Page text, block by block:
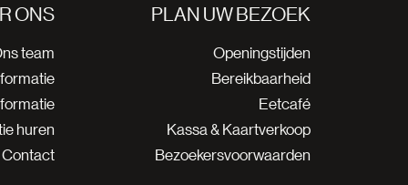
PLAN UW BEZOEK
Openingstijden
Bereikbaarheid
Eetcafé
Kassa & Kaartverkoop
Bezoekersvoorwaarden
ONS
team
huren
Contact